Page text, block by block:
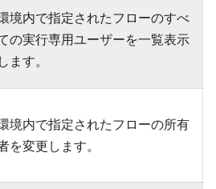
境内で指定されたフローのすべ
の実行専用ユーザーを一覧表示
します。
境内で指定されたフローの所有
を変更します。